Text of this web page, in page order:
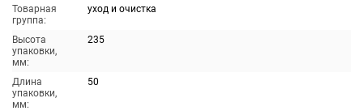
Товарная
группа:
уход и очистка
Высота
упаковки,
мм:
235
Длина
упаковки,
мм:
50